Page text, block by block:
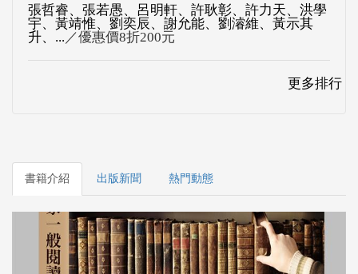
張哲睿、張若愚、呂明軒、許耿彰、許力天、洪學
宇、黃靖惟、劉奕辰、謝允能、劉濬維、黃示其
升、... ／優惠價8折200元
更多排行
書籍介紹 出版新聞 熱門動態